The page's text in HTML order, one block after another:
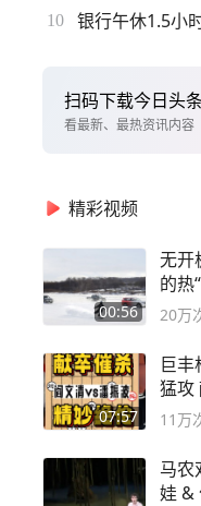
10 银行午休1.5小
扫码下载今日头
看最新、最热资讯内容
精彩视频
00:56
无开
的热
20万
07:57
巨丰杯 勇弃双马 阎
猛攻 献卒催杀 潘大师精妙入
局
11万
马农
娃 &